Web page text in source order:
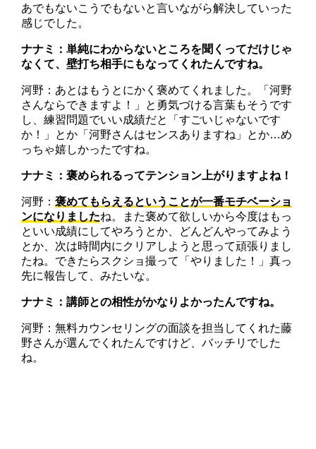
あでもないこうでもないと言いながら解決していった
感じでした。
ナナミ：単純にわからないところを聞くってだけじゃ
なくて、壁打ち相手にもなってくれたんですね。
河野：あとはもうとにかく褒めてくれました。「河野
さんならできますよ！」と勇気づける言葉もそうです
し、練習問題でいい成績だと「すごいじゃないです
か！」とか「河野さんはセンスありますね」とか…め
っちゃ嬉しかったですね。
ナナミ：褒められるってテンション上がりますよね！
河野：褒めてもらえるということが一番モチベーショ
ンになりましたね。また褒めて欲しいから今度はもっ
といい成績にしてやろうとか、どんどんやってみよう
とか、次は時間内にクリアしようと思って頑張りまし
たね。できたらスクショ撮って「やりました！」真っ
先に報告して、みたいな。
ナナミ：講師との相性がかなりよかったんですね。
河野：無料カウンセリングの面談を担当してくれた藤
野さんが選んでくれたんですけど、バッチリでした
ね。